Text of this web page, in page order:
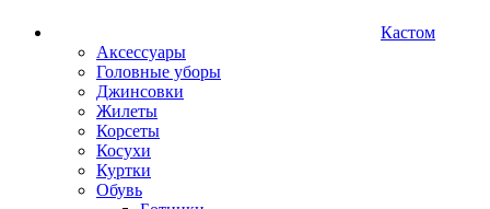
Кастом
Аксессуары
Головные уборы
Джинсовки
Жилеты
Корсеты
Косухи
Куртки
Обувь